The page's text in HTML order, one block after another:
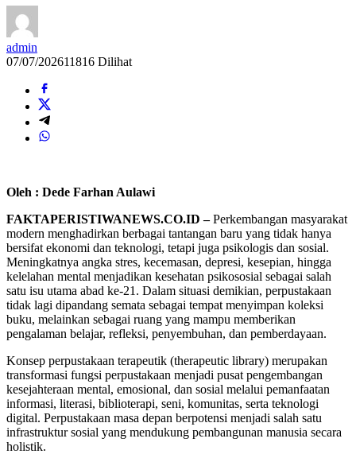
admin
07/07/202611816 Dilihat
Oleh : Dede Farhan Aulawi
FAKTAPERISTIWANEWS.CO.ID –Perkembangan masyarakat
modern menghadirkan berbagai tantangan baru yang tidak hanya
bersifat ekonomi dan teknologi, tetapi juga psikologis dan sosial.
Meningkatnya angka stres, kecemasan, depresi, kesepian, hingga
kelelahan mental menjadikan kesehatan psikososial sebagai salah
satu isu utama abad ke-21. Dalam situasi demikian, perpustakaan
tidak lagi dipandang semata sebagai tempat menyimpan koleksi
buku, melainkan sebagai ruang yang mampu memberikan
pengalaman belajar, refleksi, penyembuhan, dan pemberdayaan.
Konsep perpustakaan terapeutik (therapeutic library) merupakan
transformasi fungsi perpustakaan menjadi pusat pengembangan
kesejahteraan mental, emosional, dan sosial melalui pemanfaatan
informasi, literasi, biblioterapi, seni, komunitas, serta teknologi
digital. Perpustakaan masa depan berpotensi menjadi salah satu
infrastruktur sosial yang mendukung pembangunan manusia secara
holistik.